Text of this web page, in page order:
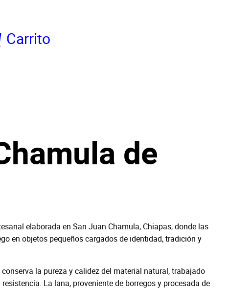
Carrito
de
elaborada en San Juan Chamula, Chiapas, donde las
en objetos pequeños cargados de identidad, tradición y
la pureza y calidez del material natural, trabajado
La lana, proveniente de borregos y procesada de